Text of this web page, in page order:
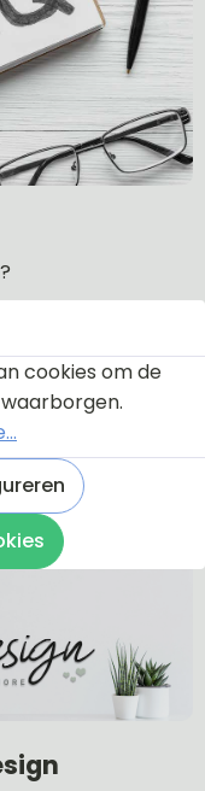
cookies om de